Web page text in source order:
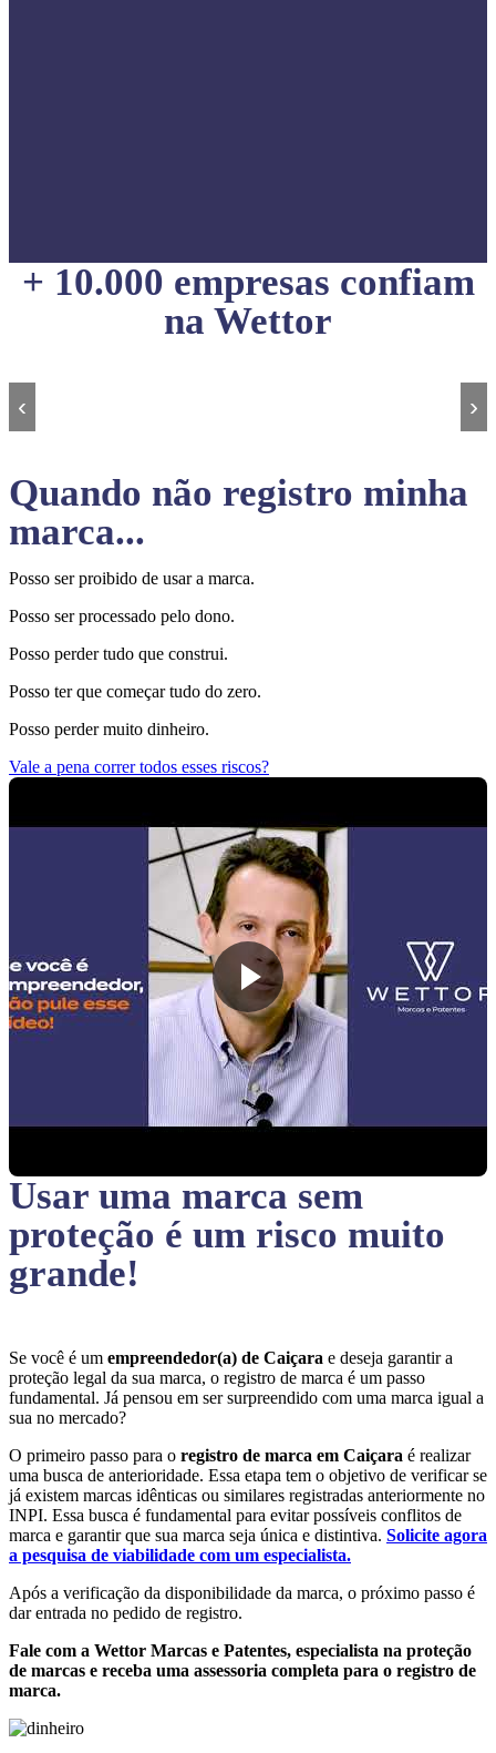
+ 10.000 empresas confiam
na Wettor
‹ ›
Quando não registro minha
marca...
Posso ser proibido de usar a marca.
Posso ser processado pelo dono.
Posso perder tudo que construi.
Posso ter que começar tudo do zero.
Posso perder muito dinheiro.
Vale a pena correr todos esses riscos?
Usar uma marca sem
proteção é um risco muito
grande!
Se você é um empreendedor(a) de Caiçara e deseja garantir a
proteção legal da sua marca, o registro de marca é um passo
fundamental. Já pensou em ser surpreendido com uma marca igual a
sua no mercado?
O primeiro passo para o registro de marca em Caiçara é realizar
uma busca de anterioridade. Essa etapa tem o objetivo de verificar se
já existem marcas idênticas ou similares registradas anteriormente no
INPI. Essa busca é fundamental para evitar possíveis conflitos de
marca e garantir que sua marca seja única e distintiva. Solicite agora
a pesquisa de viabilidade com um especialista.
Após a verificação da disponibilidade da marca, o próximo passo é
dar entrada no pedido de registro.
Fale com a Wettor Marcas e Patentes, especialista na proteção
de marcas e receba uma assessoria completa para o registro de
marca.